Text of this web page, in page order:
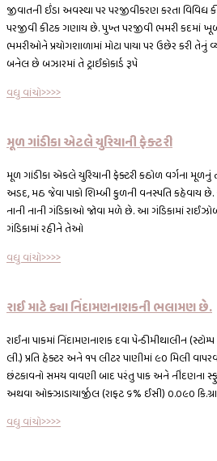
જીવાતની ઈંડા અવસ્થા પર પરજીવીકરણ કરતા વિવિધ
પરજીવી કીટક ગણાય છે. પુખ્ત પરજીવી ભમરી કદમાં
ભમરીઓને પ્રયોગશાળામાં મોટા પાયા પર ઉછેર કરી તેનું
બનેલ છે બઝારમાં તે ટ્રાઈકોકાર્ડ રૂપે
વધુ વાંચો>>>>
મૂળ ગાંડીકા એટલે યુરિયાની ફેક્ટરી
મૂળ ગાંડીકા એકલે યુરિયાની ફેક્ટરી કઠોળ વર્ગના
અડદ, મઠ જેવા પાકો શિમ્બી કુળની વનસ્પતિ કહેવાય
નાની નાની ગંડિકાઓ જોવા મળે છે. આ ગંડિકામાં
ગંડિકામાં રહીને તેઓ
વધુ વાંચો>>>>
રાઈ માટે ક્યા નિંદામણનાશકની ભલામણ છે.
રાઈના પાકમાં નિંદામણનાશક દવા પેન્ડીમીથાલીન
લી.) પ્રતિ હેક્ટર અને ૧૫ લીટર પાણીમાં ૯૦ મિલી
છંટકાવનો સમય વાવણી બાદ પરંતુ પાક અને નીંદણના
અથવા ઓક્ઝાડાયાર્જીલ (રાફટ ૬% ઈસી) ૦.૦૯૦
વધુ વાંચો>>>>